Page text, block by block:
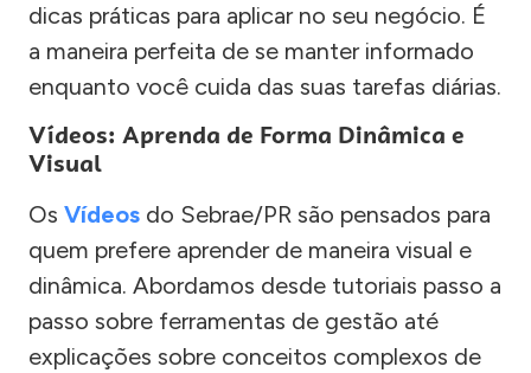
dicas práticas para aplicar no seu negócio. É
a maneira perfeita de se manter informado
enquanto você cuida das suas tarefas diárias.
Vídeos: Aprenda de Forma Dinâmica e
Visual
Os Vídeos do Sebrae/PR são pensados para
quem prefere aprender de maneira visual e
dinâmica. Abordamos desde tutoriais passo a
passo sobre ferramentas de gestão até
explicações sobre conceitos complexos de